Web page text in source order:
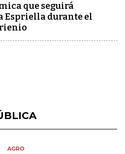
que seguirá
Espriella durante el
AGRO